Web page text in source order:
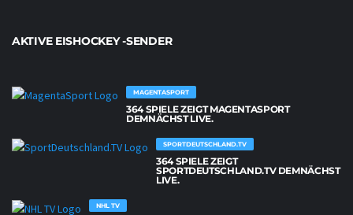
AKTIVE EISHOCKEY -SENDER
MAGENTASPORT
364 SPIELE ZEIGT MAGENTASPORT
DEMNÄCHST LIVE.
SPORTDEUTSCHLAND.TV
364 SPIELE ZEIGT
SPORTDEUTSCHLAND.TV DEMNÄCHST
LIVE.
NHL TV